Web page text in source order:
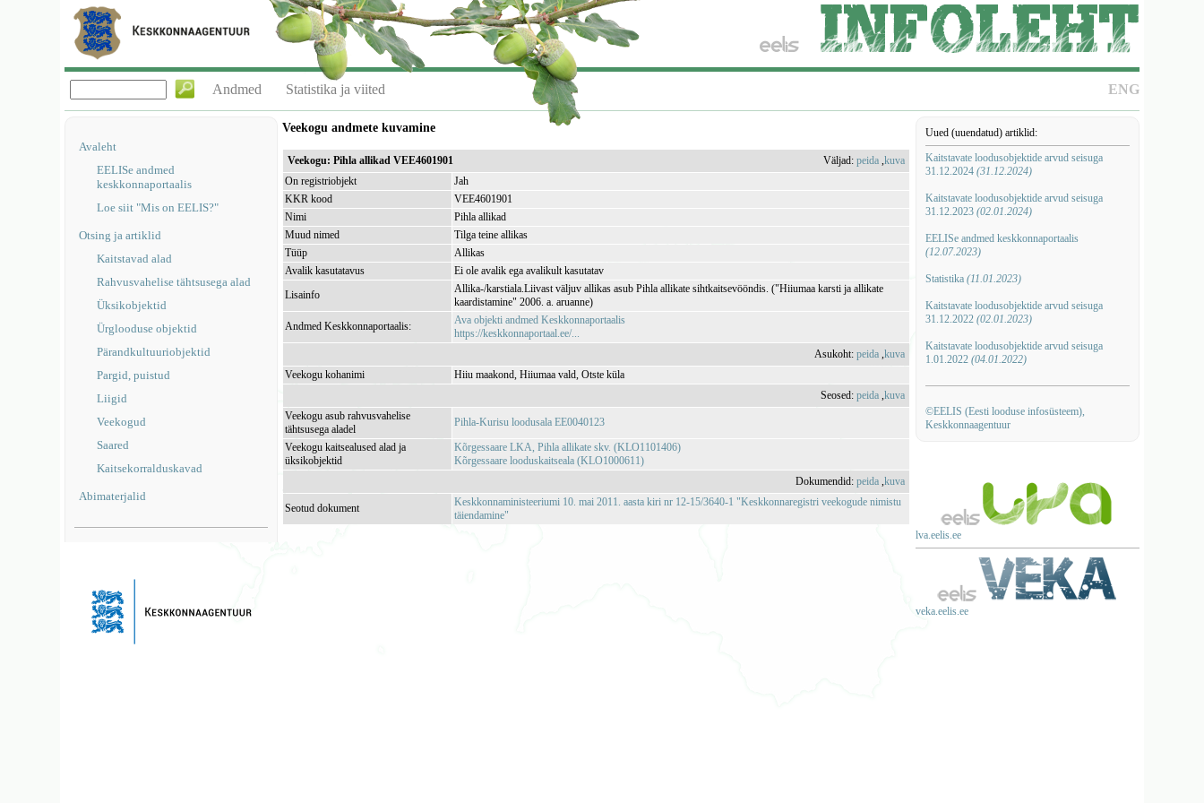
ENG
Andmed Statistika ja viited
Avaleht
EELISe andmed
keskkonnaportaalis
Loe siit "Mis on EELIS?"
Otsing ja artiklid
Kaitstavad alad
Rahvusvahelise tähtsusega alad
Üksikobjektid
Ürglooduse objektid
Pärandkultuuriobjektid
Pargid, puistud
Liigid
Veekogud
Saared
Kaitsekorralduskavad
Abimaterjalid
Uued (uuendatud) artiklid:
Kaitstavate loodusobjektide arvud seisuga
31.12.2024 (31.12.2024)
Kaitstavate loodusobjektide arvud seisuga
31.12.2023 (02.01.2024)
EELISe andmed keskkonnaportaalis
(12.07.2023)
Statistika (11.01.2023)
Kaitstavate loodusobjektide arvud seisuga
31.12.2022 (02.01.2023)
Kaitstavate loodusobjektide arvud seisuga
1.01.2022 (04.01.2022)
©EELIS (Eesti looduse infosüsteem),
Keskkonnaagentuur
lva.eelis.ee
veka.eelis.ee
Veekogu andmete kuvamine
Veekogu: Pihla allikad VEE4601901 Väljad:peida ,kuva
On registriobjekt
Jah
KKR kood
VEE4601901
Nimi
Pihla allikad
Muud nimed
Tilga teine allikas
Tüüp
Allikas
Avalik kasutatavus
Ei ole avalik ega avalikult kasutatav
Lisainfo
Allika-/karstiala.Liivast väljuv allikas asub Pihla allikate sihtkaitsevööndis. ("Hiiumaa karsti ja allikate
kaardistamine" 2006. a. aruanne)
Andmed Keskkonnaportaalis:
Ava objekti andmed Keskkonnaportaalis
https://keskkonnaportaal.ee/...
Asukoht:peida ,kuva
Veekogu kohanimi
Hiiu maakond, Hiiumaa vald, Otste küla
Seosed:peida ,kuva
Veekogu asub rahvusvahelise
tähtsusega aladel
Pihla-Kurisu loodusala EE0040123
Veekogu kaitsealused alad ja
üksikobjektid
Kõrgessaare LKA, Pihla allikate skv. (KLO1101406)
Kõrgessaare looduskaitseala (KLO1000611)
Dokumendid:peida ,kuva
Seotud dokument
Keskkonnaministeeriumi 10. mai 2011. aasta kiri nr 12-15/3640-1 "Keskkonnaregistri veekogude nimistu
täiendamine"